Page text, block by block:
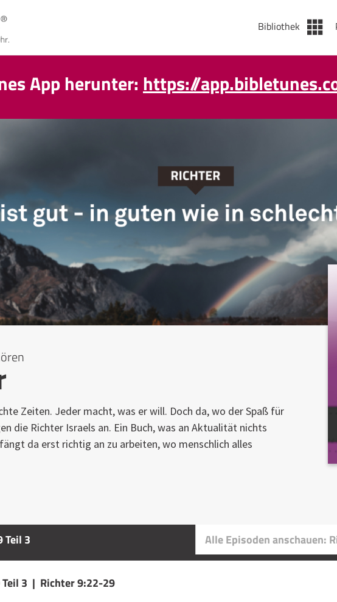
Bibliothek
App herunter: https://
Zeiten. Jeder macht, was er will. Doch da, wo der Spaß für
die Richter Israels an. Ein Buch, was an Aktualität nichts
da erst richtig an zu arbeiten, wo menschlich alles
Teil 3 Alle Episoden anschauen:
Teil 3 | Richter 9:22-29